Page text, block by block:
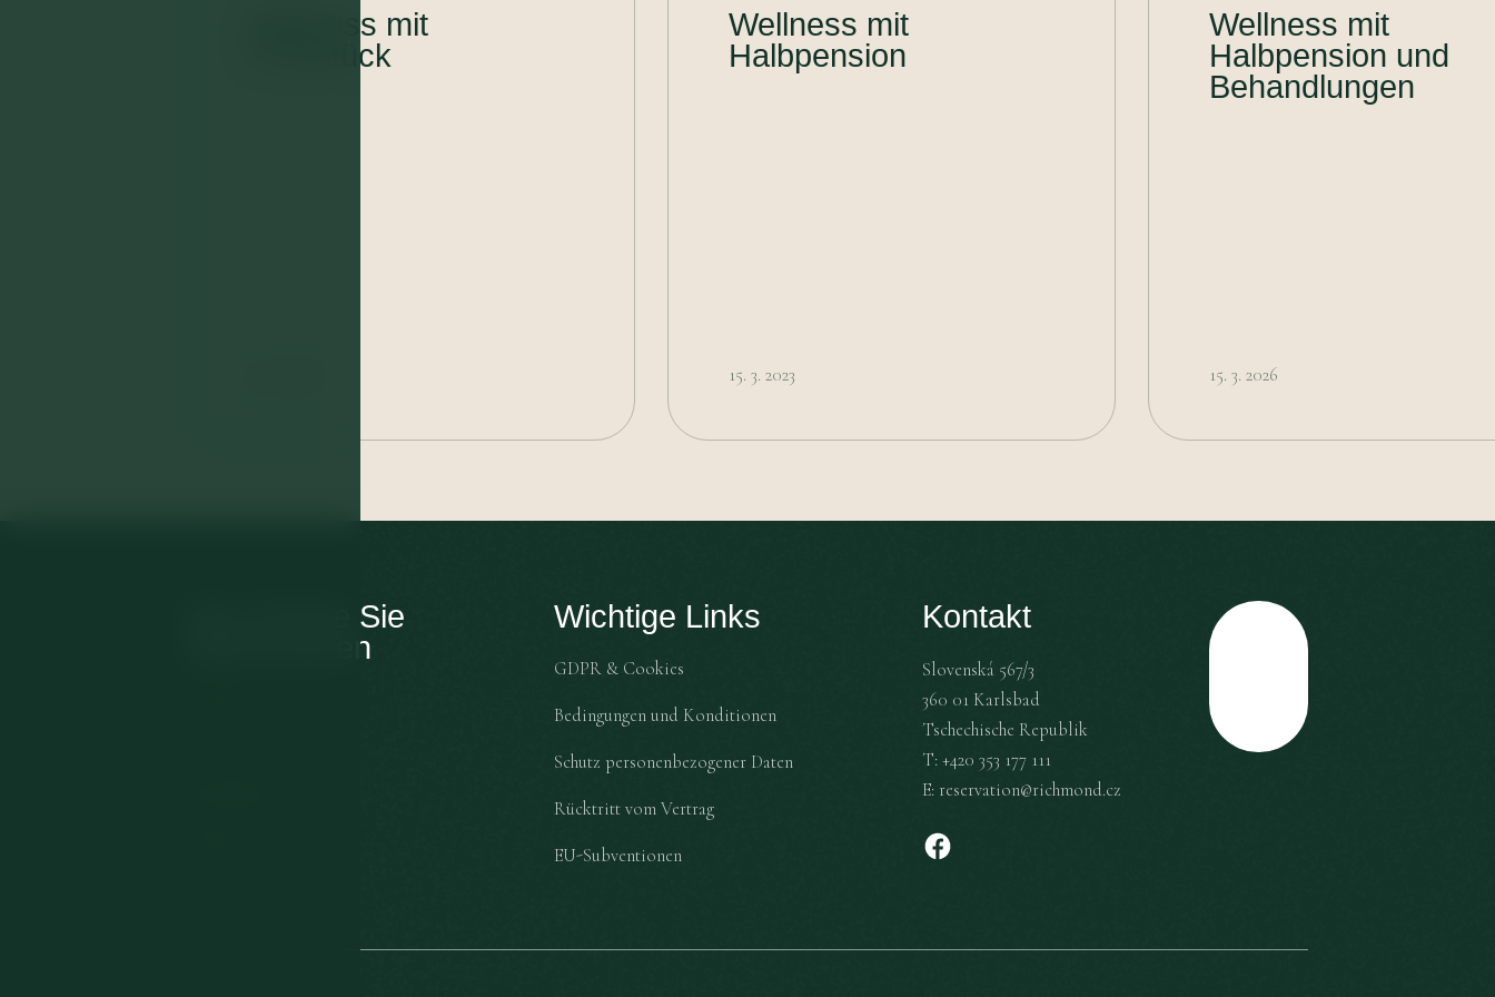
Wellness mit
Frühstück
Wellness mit
Halbpension
15. 3. 2023
Wellness mit
Halbpension und
Behandlungen
15. 3. 2026
Das könnte Sie
interessieren
Wichtige Links
GDPR & Cookies
Bedingungen und Konditionen
Schutz personenbezogener Daten
Rücktritt vom Vertrag
EU-Subventionen
Kontakt
Slovenská 567/3
360 01 Karlsbad
Tschechische Republik
T: +420 353 177 111
E: reservation@richmond.cz